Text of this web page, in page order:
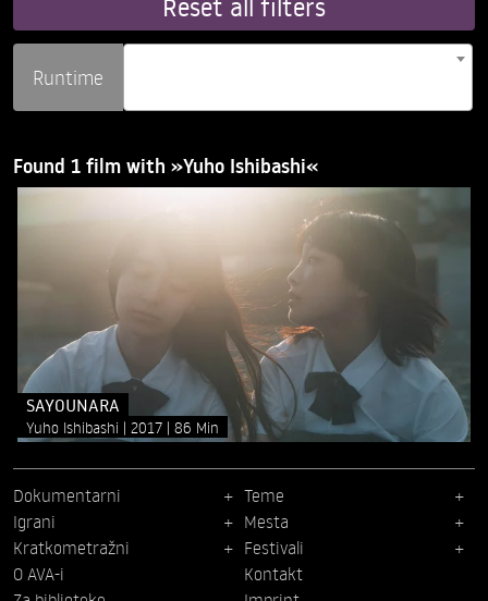
Reset all filters
Runtime
Found 1 film with »Yuho Ishibashi«
SAYOUNARA
Yuho Ishibashi 2017 86 Min
Dokumentarni
Igrani
Kratkometražni
Teme
Mesta
Festivali
O AVA-i
Kontakt